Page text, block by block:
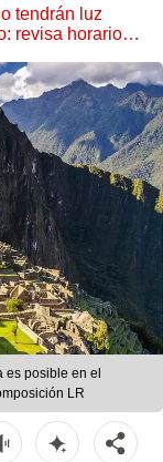
tendrán luz
revisa horarios y
posible en el
LR